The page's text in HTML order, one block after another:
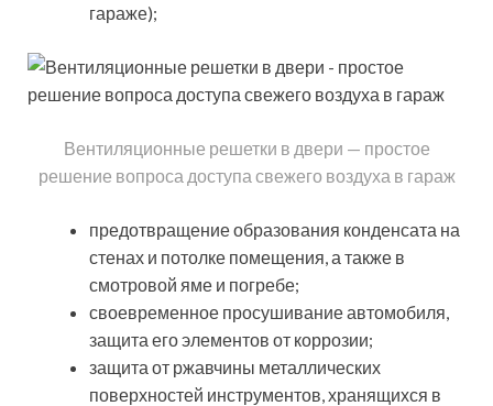
гараже);
Вентиляционные решетки в двери — простое
решение вопроса доступа свежего воздуха в гараж
предотвращение образования конденсата на
стенах и потолке помещения, а также в
смотровой яме и погребе;
своевременное просушивание автомобиля,
защита его элементов от коррозии;
защита от ржавчины металлических
поверхностей инструментов, хранящихся в